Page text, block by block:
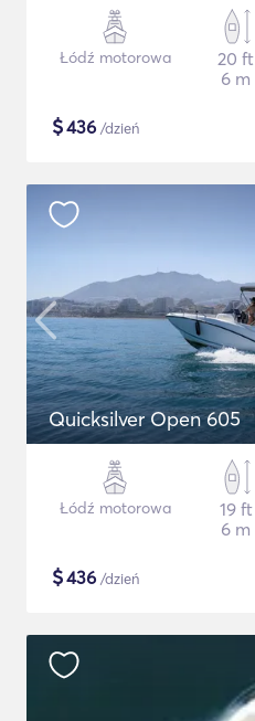
Łódź motorowa
20 ft
6 m
$436 /dzień
Quicksilver Open 605
Łódź motorowa
19 ft
6 m
$436 /dzień